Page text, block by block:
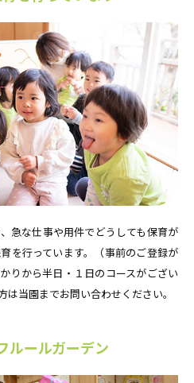
急な仕事や用件でどうしても保育が
を行っています。（事前のご登録が
りから半日・１日のコースがござい
当園までお問い合わせください。
ルールガーデン